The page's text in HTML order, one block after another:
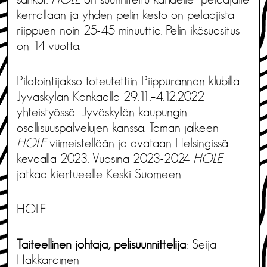
kerrallaan ja yhden pelin kesto on pelaajista
riippuen noin 25-45 minuuttia. Pelin ikäsuositus
on 14 vuotta.
Pilotointijakso toteutettiin Piippurannan klubilla
Jyväskylän Kankaalla 29.11.–4.12.2022
yhteistyössä Jyväskylän kaupungin
osallisuuspalvelujen kanssa. Tämän jälkeen
HOLEviimeistellään ja avataan Helsingissä
keväällä 2023. Vuosina 2023-2024 HOLE
jatkaa kiertueelle Keski-Suomeen.
HOLE
Taiteellinen johtaja, pelisuunnittelija: Seija
Hakkarainen